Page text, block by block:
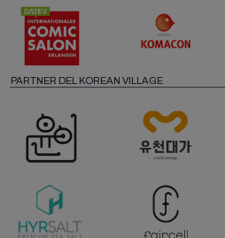
PARTNER DEL KOREAN VILLAGE